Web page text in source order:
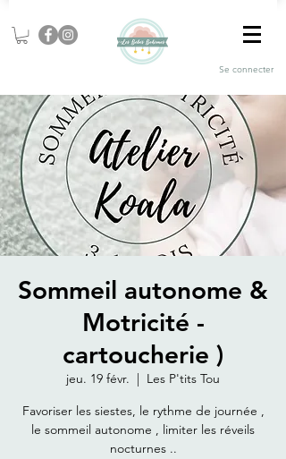
Se connecter
Sommeil autonome &
Motricité -
cartoucherie )
jeu. 19 févr.
  |
Les P'tits Tou
Favoriser les siestes, le rythme de journée ,
le sommeil autonome , limiter les réveils
nocturnes ..